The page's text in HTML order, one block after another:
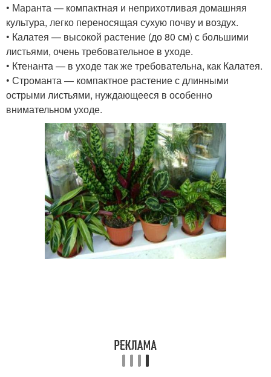
• Маранта — компактная и неприхотливая домашняя
культура, легко переносящая сухую почву и воздух.
• Калатея — высокой растение (до 80 см) с большими
листьями, очень требовательное в уходе.
• Ктенанта — в уходе так же требовательна, как Калатея.
• Строманта — компактное растение с длинными
острыми листьями, нуждающееся в особенно
внимательном уходе.